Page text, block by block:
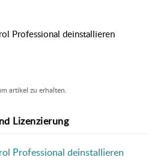
Professional deinstallieren
artikel zu erhalten.
Lizenzierung
Professional deinstallieren